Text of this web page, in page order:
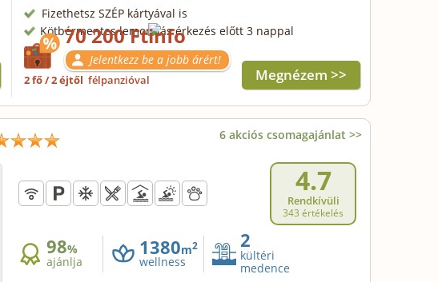
Fizethetsz SZÉP kártyával is
Kötbérmentes lemondás érkezés előtt 3 nappal
70 200 Ft
Jelentkezz be a jobb árért!
2 fő / 2 éjtől félpanzióval Megnézem >>
6 akciós csomagajánlat >>
4.7
Rendkívüli
343 értékelés
98%
ajánlja
1380m2
wellness
2
kültéri
medence